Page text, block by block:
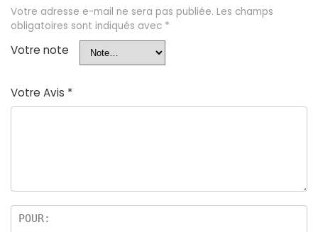
Votre adresse e-mail ne sera pas publiée. Les champs
obligatoires sont indiqués avec *
Votre note
Votre Avis *